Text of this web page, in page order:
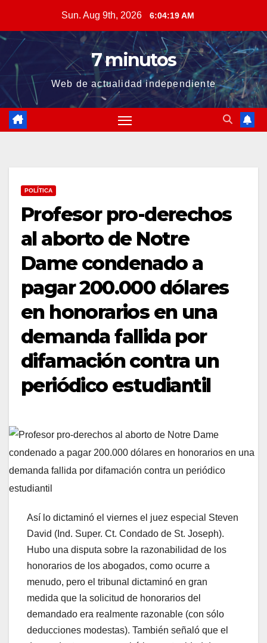
content
Sun. Aug 9th, 2026 6:04:21 AM
7 minutos
Web de actualidad independiente
POLÍTICA
Profesor pro-derechos
al aborto de Notre
Dame condenado a
pagar 200.000 dólares
en honorarios en una
demanda fallida por
difamación contra un
periódico estudiantil
Así lo dictaminó el viernes el juez especial Steven
David (Ind. Super. Ct. Condado de St. Joseph).
Hubo una disputa sobre la razonabilidad de los
honorarios de los abogados, como ocurre a
menudo, pero el tribunal dictaminó en gran
medida que la solicitud de honorarios del
demandado era realmente razonable (con sólo
deducciones modestas). También señaló que el